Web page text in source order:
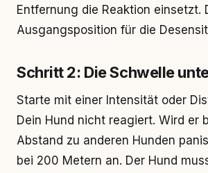
Entfernung die Reaktion einsetzt.
Ausgangsposition für die
Schritt 2: Die Schwelle
Starte mit einer Intensität oder
Dein Hund nicht reagiert. Wird er
Abstand zu anderen Hunden
bei 200 Metern an. Der Hund